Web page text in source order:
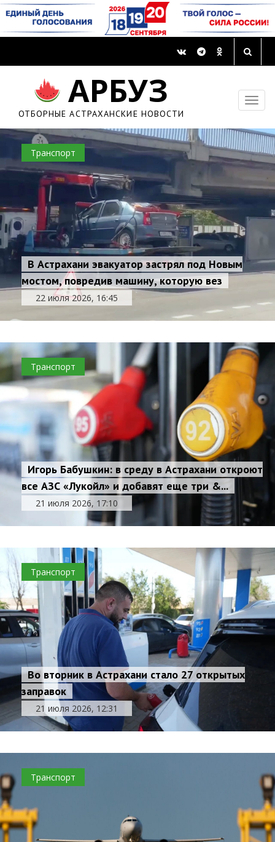
АРБУЗ
ОТБОРНЫЕ АСТРАХАНСКИЕ НОВОСТИ
Транспорт
В Астрахани эвакуатор застрял под Новым
мостом, повредив машину, которую вез
22 июля 2026, 16:45
Транспорт
Игорь Бабушкин: в среду в Астрахани откроют
все АЗС «Лукойл» и добавят еще три &...
21 июля 2026, 17:10
Транспорт
Во вторник в Астрахани стало 27 открытых
заправок
21 июля 2026, 12:31
Транспорт